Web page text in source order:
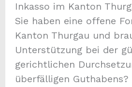
Inkasso im Kanton
Sie haben eine offene
Kanton Thurgau und
Unterstützung bei der
gerichtlichen
überfälligen